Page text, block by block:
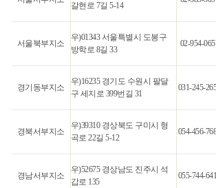
갈현로 7길 5-14
서울북부지소
우)01343 서울특별시 도봉구
방학로 8길 33
02-954-
경기동부지소
우)16235 경기도 수원시 팔달
구 세지로 399번길 31
031-245-
경북서부지소
우)39310 경상북도 구미시 형
곡로 22길 5-12
054-456-
경남서부지소
우)52675 경상남도 진주시 석
갑로 135
055-744-